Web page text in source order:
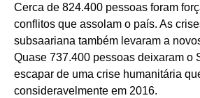
Cerca de 824.400 pessoas foram
conflitos que assolam o país. As
subsaariana também levaram a
Quase 737.400 pessoas deixaram o
escapar de uma crise humanitária
consideravelmente em 2016.